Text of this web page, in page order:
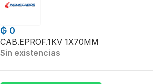
₲ 0
CAB.EPROF.1KV 1X70MM
Sin existencias